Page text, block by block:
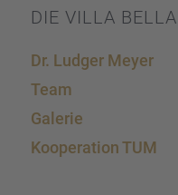
DIE VILLA BELLA
Dr. Ludger Meyer
Team
Galerie
Koope­ra­tion TUM